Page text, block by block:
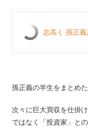
志高く 孫正
孫正義の半生をまとめ
次々に巨大買収を仕掛
ではなく「投資家」と